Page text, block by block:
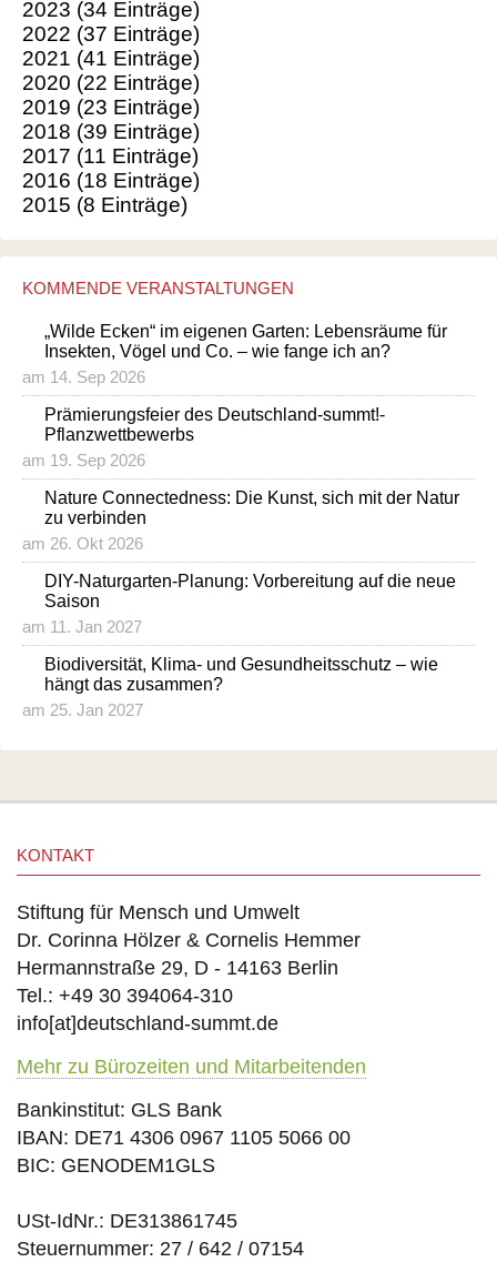
2023 (34 Einträge)
2022 (37 Einträge)
2021 (41 Einträge)
2020 (22 Einträge)
2019 (23 Einträge)
2018 (39 Einträge)
2017 (11 Einträge)
2016 (18 Einträge)
2015 (8 Einträge)
KOMMENDE VERANSTALTUNGEN
„Wilde Ecken“ im eigenen Garten: Lebensräume für
Insekten, Vögel und Co. – wie fange ich an?
am 14. Sep 2026
Prämierungsfeier des Deutschland-summt!-
Pflanzwettbewerbs
am 19. Sep 2026
Nature Connectedness: Die Kunst, sich mit der Natur
zu verbinden
am 26. Okt 2026
DIY-Naturgarten-Planung: Vorbereitung auf die neue
Saison
am 11. Jan 2027
Biodiversität, Klima- und Gesundheitsschutz – wie
hängt das zusammen?
am 25. Jan 2027
KONTAKT
Stiftung für Mensch und Umwelt
Dr. Corinna Hölzer & Cornelis Hemmer
Hermannstraße 29, D - 14163 Berlin
Tel.: +49 30 394064-310
info[at]deutschland-summt.de
Mehr zu Bürozeiten und Mitarbeitenden
Bankinstitut: GLS Bank
IBAN: DE71 4306 0967 1105 5066 00
BIC: GENODEM1GLS
USt-IdNr.: DE313861745
Steuernummer: 27 / 642 / 07154